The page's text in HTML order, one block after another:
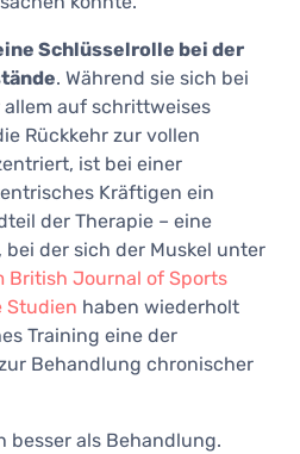
Schlüsselrolle bei der
. Während sie sich bei
auf schrittweises
Rückkehr zur vollen
ist bei einer
Kräftigen ein
der Therapie – eine
der sich der Muskel unter
British Journal of Sports
Studien haben wiederholt
Training eine der
Behandlung chronischer
als Behandlung.